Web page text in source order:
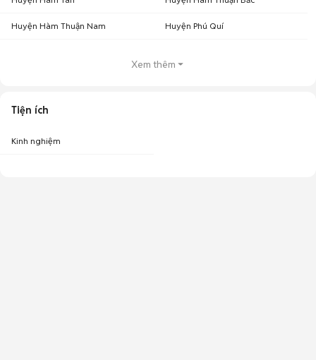
Huyện Hàm Thuận Nam Huyện Phú Quí
Xem thêm
Tiện ích
Kinh nghiệm